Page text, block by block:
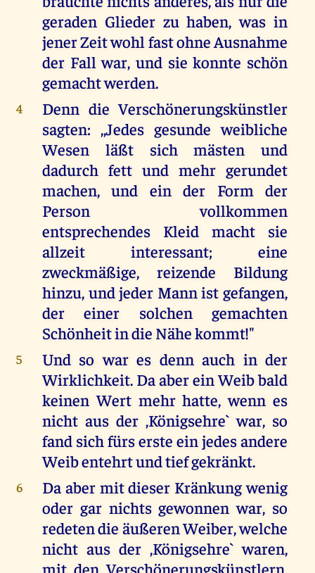
geraden Glieder zu haben, was in
jener Zeit wohl fast ohne Ausnahme
der Fall war, und sie konnte schön
gemacht werden.
4
Denn die Verschönerungskünstler
sagten: ,,Jedes gesunde weibliche
Wesen läßt sich mästen und
dadurch fett und mehr gerundet
machen, und ein der Form der
Person vollkommen
entsprechendes Kleid macht sie
allzeit interessant; eine
zweckmäßige, reizende Bildung
hinzu, und jeder Mann ist gefangen,
der einer solchen gemachten
Schönheit in die Nähe kommt!"
5
Und so war es denn auch in der
Wirklichkeit. Da aber ein Weib bald
keinen Wert mehr hatte, wenn es
nicht aus der ,Königsehre` war, so
fand sich fürs erste ein jedes andere
Weib entehrt und tief gekränkt.
6
Da aber mit dieser Kränkung wenig
oder gar nichts gewonnen war, so
redeten die äußeren Weiber, welche
nicht aus der ,Königsehre` waren,
mit den Verschönerungskünstlern,